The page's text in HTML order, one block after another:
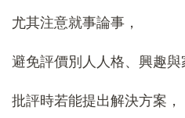
尤其注意就事論事，
避免評價別人人格、興趣與
批評時若能提出解決方案，